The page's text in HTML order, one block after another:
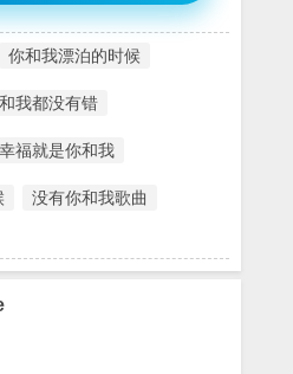
你和我漂泊的时候
我都没有错
幸福就是你和我
没有你和我歌曲